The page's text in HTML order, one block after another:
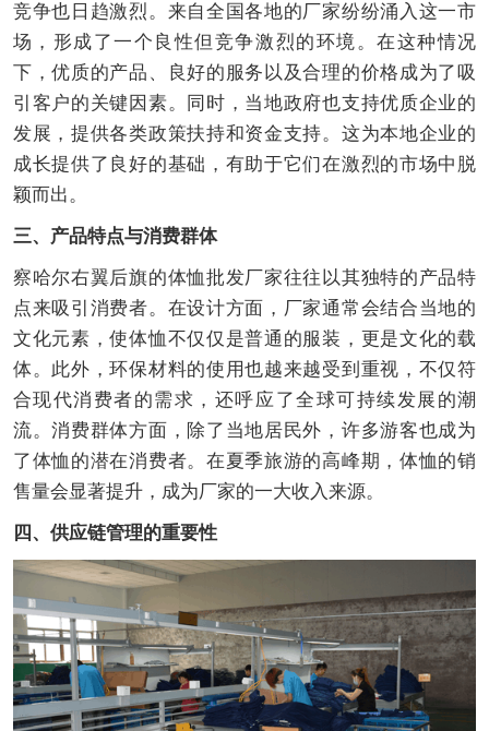
竞争也日趋激烈。来自全国各地的厂家纷纷涌入这一市
场，形成了一个良性但竞争激烈的环境。在这种情况
下，优质的产品、良好的服务以及合理的价格成为了吸
引客户的关键因素。同时，当地政府也支持优质企业的
发展，提供各类政策扶持和资金支持。这为本地企业的
成长提供了良好的基础，有助于它们在激烈的市场中脱
颖而出。
三、产品特点与消费群体
察哈尔右翼后旗的体恤批发厂家往往以其独特的产品特
点来吸引消费者。在设计方面，厂家通常会结合当地的
文化元素，使体恤不仅仅是普通的服装，更是文化的载
体。此外，环保材料的使用也越来越受到重视，不仅符
合现代消费者的需求，还呼应了全球可持续发展的潮
流。消费群体方面，除了当地居民外，许多游客也成为
了体恤的潜在消费者。在夏季旅游的高峰期，体恤的销
售量会显著提升，成为厂家的一大收入来源。
四、供应链管理的重要性